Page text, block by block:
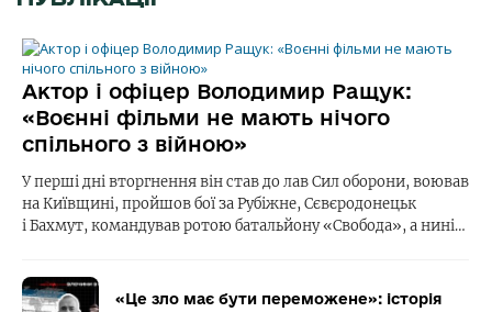
Актор і офіцер Володимир Ращук:
«Воєнні фільми не мають нічого
спільного з війною»
У перші дні вторгнення він став до лав Сил оборони, воював
на Київщині, пройшов бої за Рубіжне, Сєвєродонецьк
і Бахмут, командував ротою батальйону «Свобода», а нині…
«Це зло має бути переможене»: історія